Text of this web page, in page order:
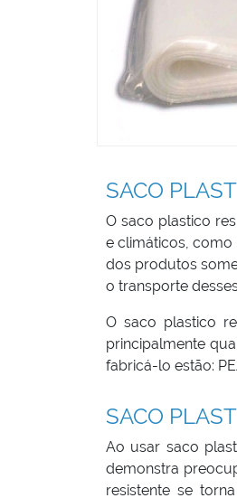
SACO
O saco plastico
e climáticos, como
dos produtos
o transporte
O saco plastico
principalmente
fabricá-lo estão:
SACO
Ao usar saco
demonstra
resistente se